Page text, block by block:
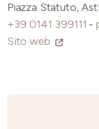
Piazza Statuto,
+39 0141 399111 -
Sito web